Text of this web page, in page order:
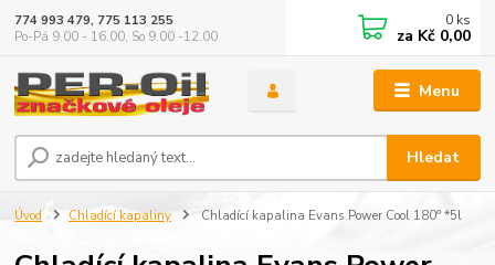
Menu
Hledat
774 993 479, 775 113 255
Po-Pá 9.00 - 16.00, So 9.00 -12.00
0 ks
za Kč 0,00
Úvod Chladící kapaliny Chladící kapalina Evans Power Cool 180° *5l